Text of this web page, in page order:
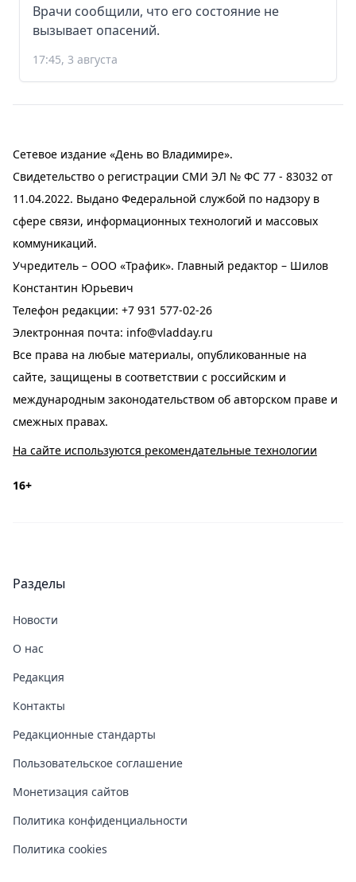
Врачи сообщили, что его состояние не
вызывает опасений.
17:45, 3 августа
Сетевое издание «День во Владимире».
Свидетельство о регистрации СМИ ЭЛ № ФС 77 - 83032 от
11.04.2022. Выдано Федеральной службой по надзору в
сфере связи, информационных технологий и массовых
коммуникаций.
Учредитель – ООО «Трафик». Главный редактор – Шилов
Константин Юрьевич
Телефон редакции: +7 931 577-02-26
Электронная почта: info@vladday.ru
Все права на любые материалы, опубликованные на
сайте, защищены в соответствии с российским и
международным законодательством об авторском праве и
смежных правах.
На сайте используются рекомендательные технологии
16+
Разделы
Новости
О нас
Редакция
Контакты
Редакционные стандарты
Пользовательское соглашение
Монетизация сайтов
Политика конфиденциальности
Политика cookies